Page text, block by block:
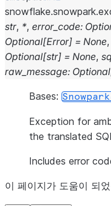
str, *, error_code:
Optional[Error] = None,
Optional[str] = None,
raw_message: Optional
Bases:
Exception for
the translated
Includes error
이 페이지가 도움이 되